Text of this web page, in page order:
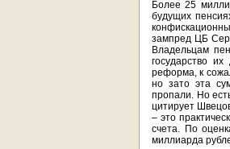
Более 25
будущих
зампред ЦБ
Владельцам
государство
реформа, к
но зато эта
пропали. Но
цитирует
– это
счета. По
миллиарда